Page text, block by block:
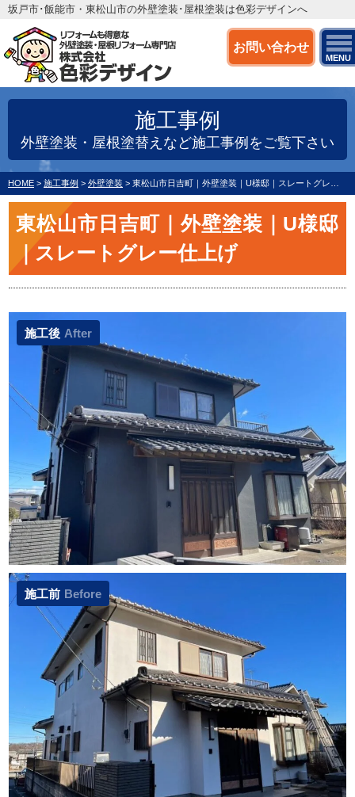
お問い合わせ
MENU
坂戸市･飯能市・東松山市の外壁塗装･屋根塗装は色彩デザインへ
施工事例
外壁塗装・屋根塗替えなど施工事例をご覧下さい
HOME > 施工事例 > 外壁塗装 > 東松山市日吉町｜外壁塗装｜U様邸｜スレートグレー仕上げ
東松山市日吉町｜外壁塗装｜U様邸
｜スレートグレー仕上げ
施工後 After
施工前 Before